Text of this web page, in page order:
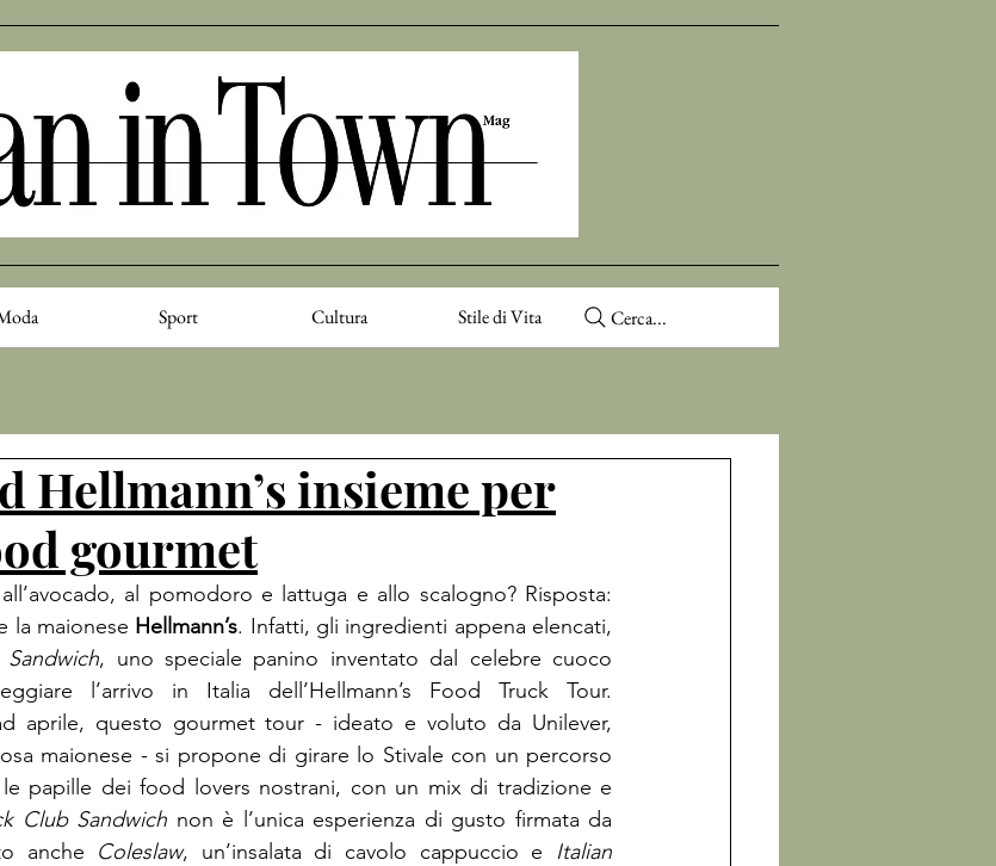
Sport Cultura Stile di Vita Cerca...
Hellmann’s insieme per
gourmet
al pomodoro e lattuga e allo scalogno? Risposta:
la maionese Hellmann’s. Infatti, gli ingredienti appena elencati,
, uno speciale panino inventato dal celebre cuoco
l’arrivo in Italia dell’Hellmann’s Food Truck Tour.
aprile, questo gourmet tour - ideato e voluto da Unilever,
maionese - si propone di girare lo Stivale con un percorso
papille dei food lovers nostrani, con un mix di tradizione e
Club Sandwich non è l’unica esperienza di gusto firmata da
anche Coleslaw, un’insalata di cavolo cappuccio e Italian